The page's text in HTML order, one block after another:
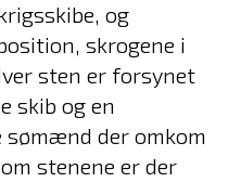
og
skrogene i
sten er forsynet
skib og en
sømænd der omkom
stenene er der